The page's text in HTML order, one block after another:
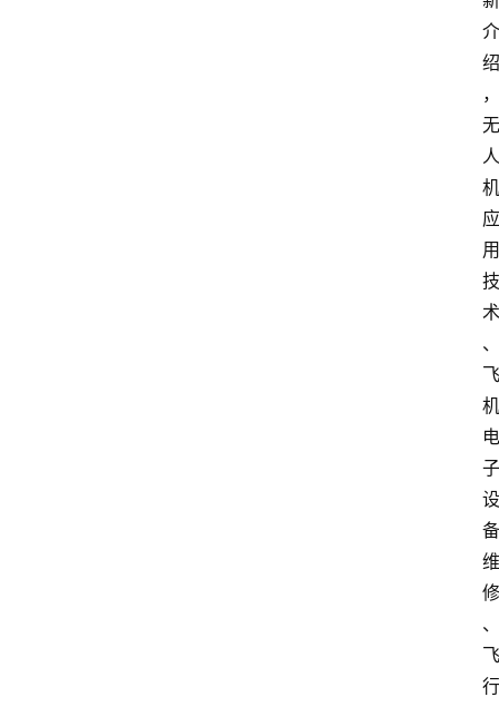
介
绍
，
无
人
机
应
用
技
术
、
飞
机
电
子
设
备
维
修
、
飞
行